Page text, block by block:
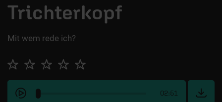
ÜBER UNS
Trichterkopf
Mit wem rede ich?
02:51